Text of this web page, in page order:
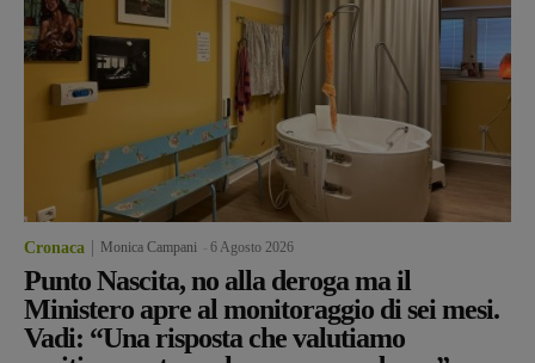
Cronaca Monica Campani 6 Agosto 2026
Punto Nascita, no alla deroga ma il
Ministero apre al monitoraggio di sei mesi.
Vadi: “Una risposta che valutiamo